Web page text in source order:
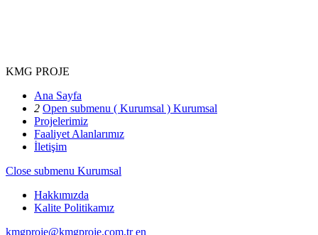
KMG PROJE
Ana Sayfa
2 Open submenu ( Kurumsal ) Kurumsal
Projelerimiz
Faaliyet Alanlarımız
İletişim
Close submenu Kurumsal
Hakkımızda
Kalite Politikamız
kmgproje@kmgproje.com.tr en